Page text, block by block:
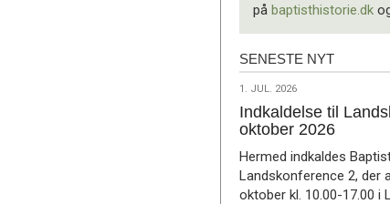
på baptisthistorie.dk
Seneste
SENESTE NYT
1.
jul.
2026
1. JUL. 2026
Indkaldelse til
oktober 2026
Hermed indkaldes
Landskonference 2, der
oktober kl. 10.00-17.00 i